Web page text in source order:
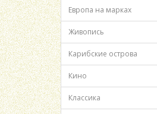
Европа на марках
Живопись
Карибские острова
Кино
Классика